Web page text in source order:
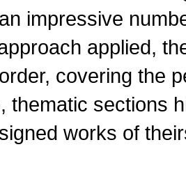
impressive
applied,
covering the
thematic sections
works of